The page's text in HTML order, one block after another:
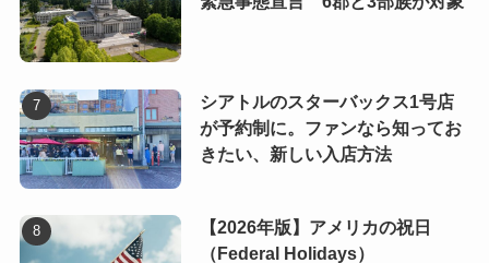
シアトルのスターバックス1号店
が予約制に。ファンなら知ってお
きたい、新しい入店方法
【2026年版】アメリカの祝日
（Federal Holidays）